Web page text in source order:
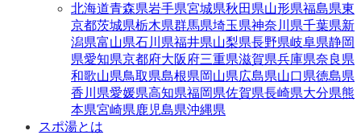
北海道青森県岩手県宮城県秋田県山形県福島県東
京都茨城県栃木県群馬県埼玉県神奈川県千葉県新
潟県富山県石川県福井県山梨県長野県岐阜県静岡
県愛知県京都府大阪府三重県滋賀県兵庫県奈良県
和歌山県鳥取県島根県岡山県広島県山口県徳島県
香川県愛媛県高知県福岡県佐賀県長崎県大分県熊
本県宮崎県鹿児島県沖縄県
スポ湯とは